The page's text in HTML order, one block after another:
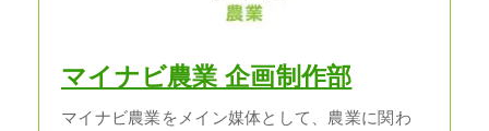
マイナビ農業 企画制作部
マイナビ農業をメイン媒体として、農業に関わ